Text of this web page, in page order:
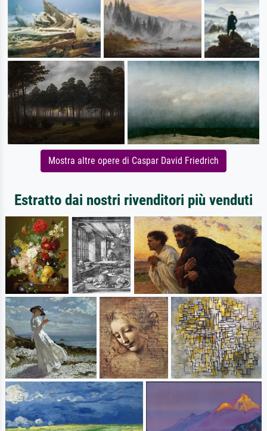
Mostra altre opere di Caspar David Friedrich
Estratto dai nostri rivenditori più venduti